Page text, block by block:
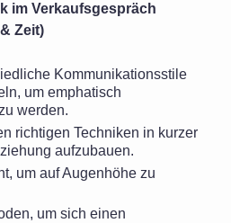
im Verkaufsgespräch
Zeit)
Kommunikationsstile
um emphatisch
werden.
richtigen Techniken in kurzer
aufzubauen.
um auf Augenhöhe zu
um sich einen